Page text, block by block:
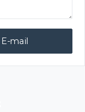
E-mail